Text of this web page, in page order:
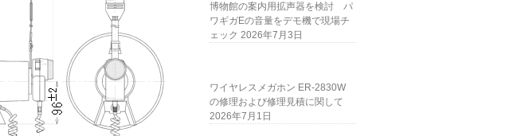
博物館の案内用拡声器を検討 パ
ワギガEの音量をデモ機で現場チ
ェック 2026年7月3日
ワイヤレスメガホン ER-2830W
の修理および修理見積に関して
2026年7月1日